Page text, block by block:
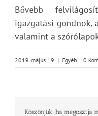
Bővebb
igazgatási gondnok,
valamint a
2019. május 19. | Egyéb | 0
Köszönjük, ha megosztja